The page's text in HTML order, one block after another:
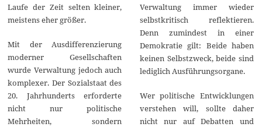
Laufe der Zeit selten kleiner,
meistens eher größer.
Mit der Ausdifferenzierung
moderner Gesellschaften
wurde Verwaltung jedoch auch
komplexer. Der Sozialstaat des
20. Jahrhunderts erforderte
nicht nur politische
Mehrheiten, sondern
Verwaltung immer wieder
selbstkritisch reflektieren.
Denn zumindest in einer
Demokratie gilt: Beide haben
keinen Selbstzweck, beide sind
lediglich Ausführungsorgane.
Wer politische Entwicklungen
verstehen will, sollte daher
nicht nur auf Debatten und